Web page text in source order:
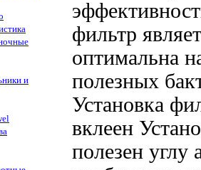
и
фильтр
оптимальна
полезных
Установка
вклеен
полезен углу